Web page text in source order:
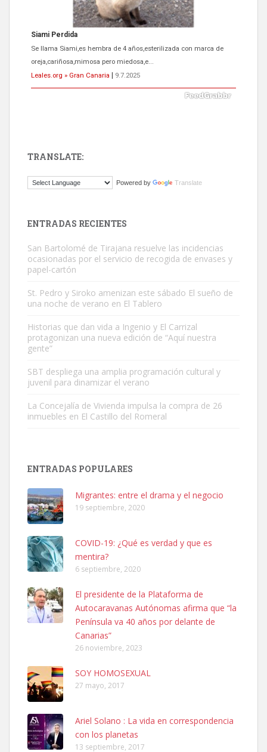
Siami Perdida
Se llama Siami,es hembra de 4 años,esterilizada con marca de
oreja,cariñosa,mimosa pero miedosa,e...
Leales.org » Gran Canaria
9.7.2025
El ayuntamiento se va a llevar a Los Gatos callejeros de la zona los
Este gato macho ha aparecido en la calle hace menos de un mes,
es muy manso y extremadamente cari...
Leales.org » Gran Canaria
Leales.org » Gran Canaria
SHIBA PERDIDO AVDA JOSE MESA Y LOPEZ
PERRO MACHO RAZA SHIBA CON MICROCHIP PERDIDO HOY
06/07/2025 ZONA MESA Y LOPEZ. ES MUY ASUSTADIZO
Leales.org » Gran Canaria
6.7.2025
Ninfa perdida
El día 5 se los perdió una ninfa papillera, asustada tiene miedo a la
TRANSLATE:
Powered by Translate
ENTRADAS RECIENTES
San Bartolomé de Tirajana resuelve las incidencias
ocasionadas por el servicio de recogida de envases y
papel-cartón
St. Pedro y Siroko amenizan este sábado El sueño de
una noche de verano en El Tablero
Historias que dan vida a Ingenio y El Carrizal
protagonizan una nueva edición de “Aquí nuestra
gente”
SBT despliega una amplia programación cultural y
juvenil para dinamizar el verano
La Concejalía de Vivienda impulsa la compra de 26
inmuebles en El Castillo del Romeral
ENTRADAS POPULARES
Migrantes: entre el drama y el negocio
19 septiembre, 2020
COVID-19: ¿Qué es verdad y que es
mentira?
6 septiembre, 2020
El presidente de la Plataforma de
Autocaravanas Autónomas afirma que “la
Península va 40 años por delante de
Canarias”
26 noviembre, 2023
SOY HOMOSEXUAL
27 mayo, 2017
Ariel Solano : La vida en correspondencia
con los planetas
13 septiembre, 2017